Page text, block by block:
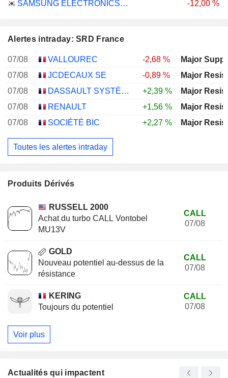
SAMSUNG ELECTRONICS CO., LTD. -12,00 %
Alertes intraday: SRD France
07/08 VALLOUREC -2,68 %
Major
07/08
JCDECAUX SE -0,89 %
Major
07/08
DASSAULT SYSTÈMES SE +2,39 %
Major
07/08
RENAULT +1,56 %
Major
07/08
SOCIÉTÉ BIC +2,27 % Major
Toutes les alertes intraday
Produits Dérivés
RUSSELL 2000
Achat du turbo CALL Vontobel
MU13V
CALL
07/08
GOLD
Nouveau potentiel au-dessus de la
résistance
CALL
07/08
KERING
Toujours du potentiel
CALL
07/08
Voir plus
Actualités qui impactent